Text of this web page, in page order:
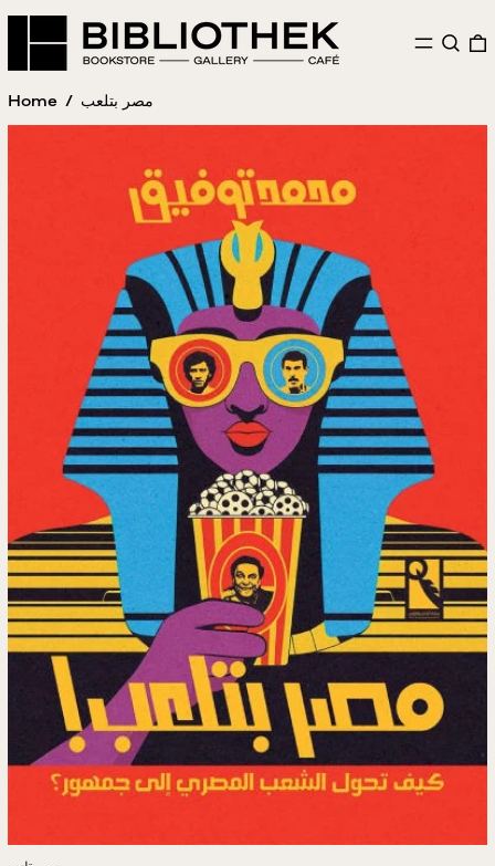
MENU
Home / مصر بتلعب